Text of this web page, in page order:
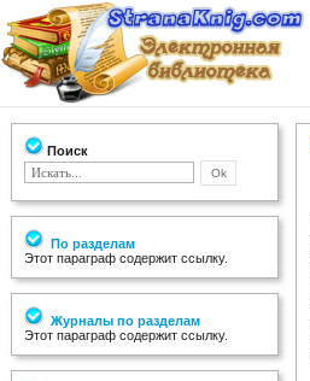
Поиск
По разделам
Этот параграф содержит ссылку.
Журналы по разделам
Этот параграф содержит ссылку.